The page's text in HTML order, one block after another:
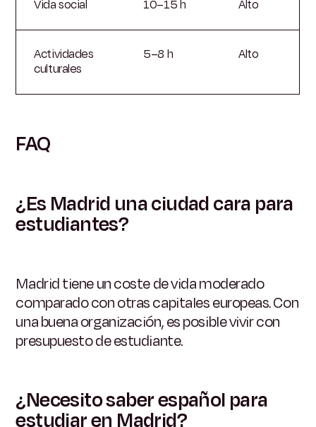
Vida social 10–15 h Alto
Actividades
culturales
5–8 h Alto
FAQ
¿Es Madrid una ciudad cara para
estudiantes?
Madrid tiene un coste de vida moderado
comparado con otras capitales europeas. Con
una buena organización, es posible vivir con
presupuesto de estudiante.
¿Necesito saber español para
estudiar en Madrid?